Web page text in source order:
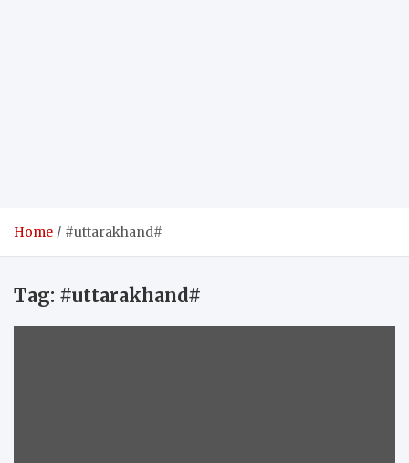
Home #uttarakhand#
Tag: #uttarakhand#